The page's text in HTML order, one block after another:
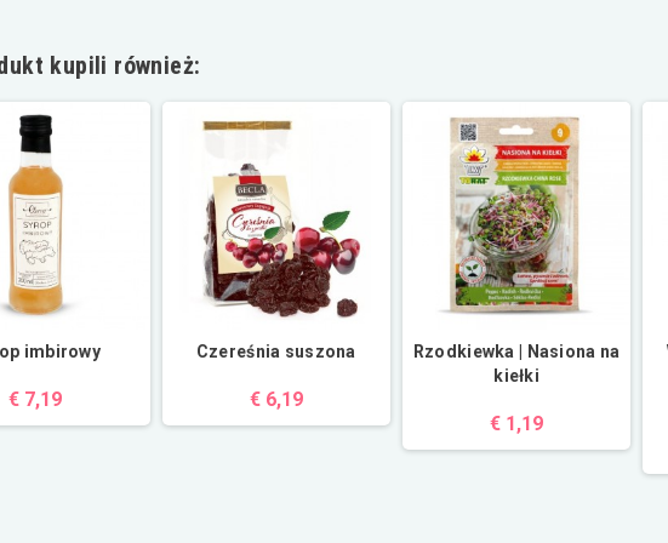
kupili również:
imbirowy
€ 7,19
Czereśnia suszona
€ 6,19
Rzodkiewka | Nasiona na
kiełki
€ 1,19